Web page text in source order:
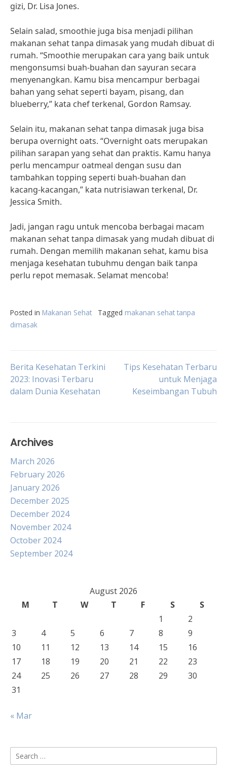
gizi, Dr. Lisa Jones.
Selain salad, smoothie juga bisa menjadi pilihan
makanan sehat tanpa dimasak yang mudah dibuat di
rumah. “Smoothie merupakan cara yang baik untuk
mengonsumsi buah-buahan dan sayuran secara
menyenangkan. Kamu bisa mencampur berbagai
bahan yang sehat seperti bayam, pisang, dan
blueberry,” kata chef terkenal, Gordon Ramsay.
Selain itu, makanan sehat tanpa dimasak juga bisa
berupa overnight oats. “Overnight oats merupakan
pilihan sarapan yang sehat dan praktis. Kamu hanya
perlu mencampur oatmeal dengan susu dan
tambahkan topping seperti buah-buahan dan
kacang-kacangan,” kata nutrisiawan terkenal, Dr.
Jessica Smith.
Jadi, jangan ragu untuk mencoba berbagai macam
makanan sehat tanpa dimasak yang mudah dibuat di
rumah. Dengan memilih makanan sehat, kamu bisa
menjaga kesehatan tubuhmu dengan baik tanpa
perlu repot memasak. Selamat mencoba!
Posted in Makanan Sehat Tagged makanan sehat tanpa
dimasak
Post
navigation
Berita Kesehatan Terkini
2023: Inovasi Terbaru
dalam Dunia Kesehatan
Tips Kesehatan Terbaru
untuk Menjaga
Keseimbangan Tubuh
Archives
March 2026
February 2026
January 2026
December 2025
December 2024
November 2024
October 2024
September 2024
August 2026
M
T W T F S
S
1
2
3
4 5 6 7 8
9
10
11 12 13 14 15
16
17
18 19 20 21 22
23
24
25 26 27 28 29
30
31
« Mar
Search
for: